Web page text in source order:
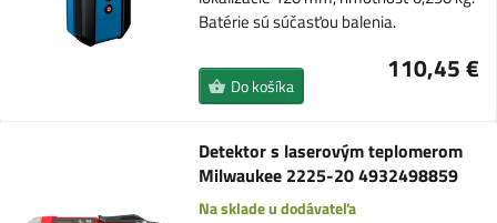
Batérie sú súčasťou balenia.
110,45 €
Do košíka
Detektor s laserovým teplomerom
Milwaukee 2225-20 4932498859
Na sklade u dodávateľa